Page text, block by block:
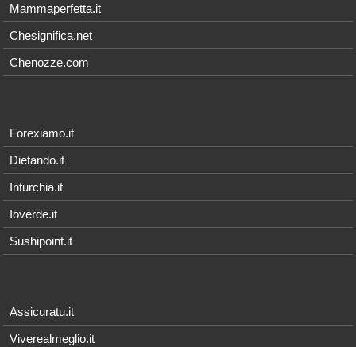
Mammaperfetta.it
Chesignifica.net
Chenozze.com
Forexiamo.it
Dietando.it
Inturchia.it
Ioverde.it
Sushipoint.it
Assicuratu.it
Viverealmeglio.it